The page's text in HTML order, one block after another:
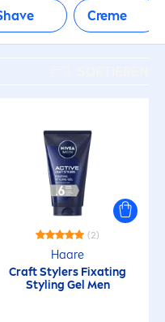
Creme
(2)
Haare
Craft Stylers Fixating
Styling Gel Men